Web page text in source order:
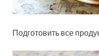
Подготовить все